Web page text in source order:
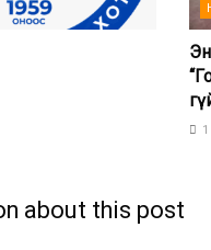
about this post